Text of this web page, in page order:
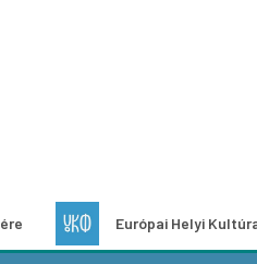
Európai Helyi Kultúra –